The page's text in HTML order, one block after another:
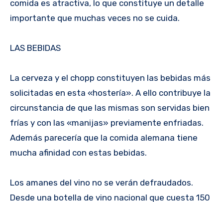
comida es atractiva, lo que constituye un detalle
importante que muchas veces no se cuida.
LAS BEBIDAS
La cerveza y el chopp constituyen las bebidas más
solicitadas en esta «hostería». A ello contribuye la
circunstancia de que las mismas son servidas bien
frías y con las «manijas» previamente enfriadas.
Además parecería que la comida alemana tiene
mucha afinidad con estas bebidas.
Los amanes del vino no se verán defraudados.
Desde una botella de vino nacional que cuesta 150